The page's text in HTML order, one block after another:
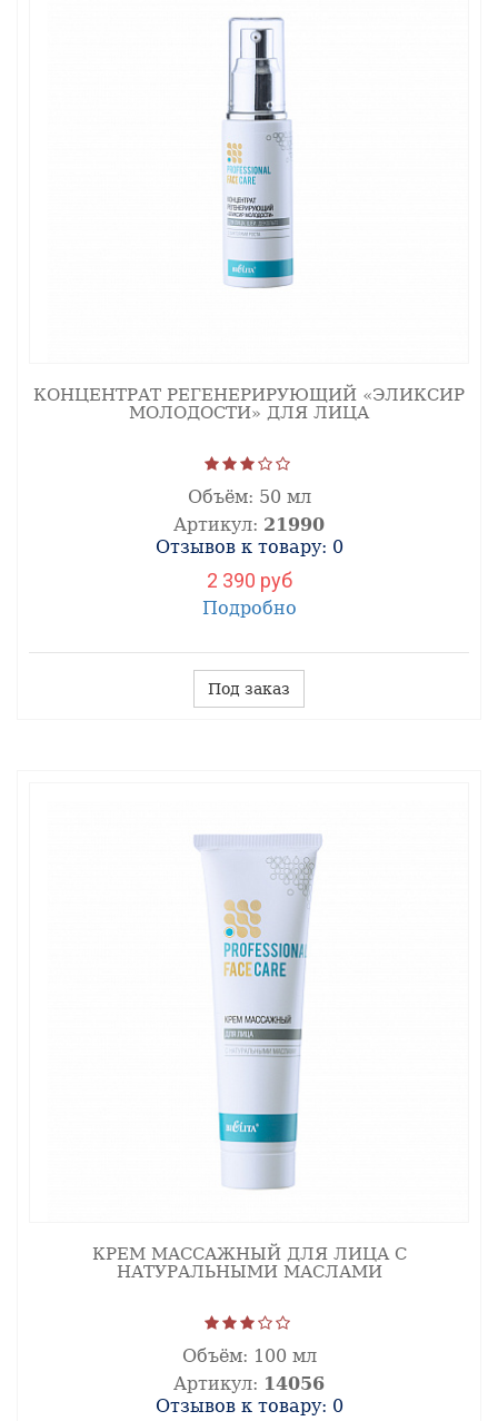
КОНЦЕНТРАТ РЕГЕНЕРИРУЮЩИЙ «ЭЛИКСИР
МОЛОДОСТИ» ДЛЯ ЛИЦА
Объём: 50 мл
Артикул: 21990
Отзывов к товару: 0
2 390 руб
Подробно
Под заказ
КРЕМ МАССАЖНЫЙ ДЛЯ ЛИЦА С
НАТУРАЛЬНЫМИ МАСЛАМИ
Объём: 100 мл
Артикул: 14056
Отзывов к товару: 0